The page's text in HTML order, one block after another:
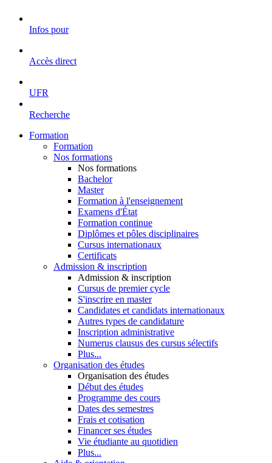
Infos pour
Accès direct
UFR
Recherche
Formation
Formation
Nos formations
Nos formations
Bachelor
Master
Formation à l'enseignement
Examens d'État
Formation continue
Diplômes et pôles disciplinaires
Cursus internationaux
Certificats
Admission & inscription
Admission & inscription
Cursus de premier cycle
S'inscrire en master
Candidates et candidats internationaux
Autres types de candidature
Inscription administrative
Numerus clausus des cursus sélectifs
Plus...
Organisation des études
Organisation des études
Début des études
Programme des cours
Dates des semestres
Frais et cotisation
Financer ses études
Vie étudiante au quotidien
Plus...